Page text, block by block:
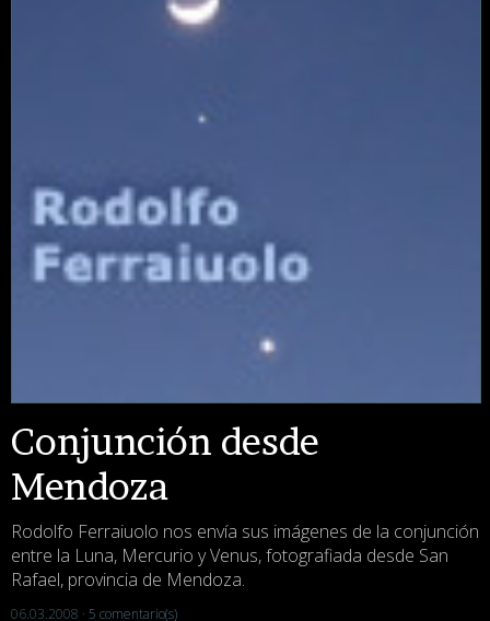
Conjunción desde
Mendoza
Rodolfo Ferraiuolo nos envía sus imágenes de la conjunción
entre la Luna, Mercurio y Venus, fotografiada desde San
Rafael, provincia de Mendoza.
06.03.2008 · 5 comentario(s)